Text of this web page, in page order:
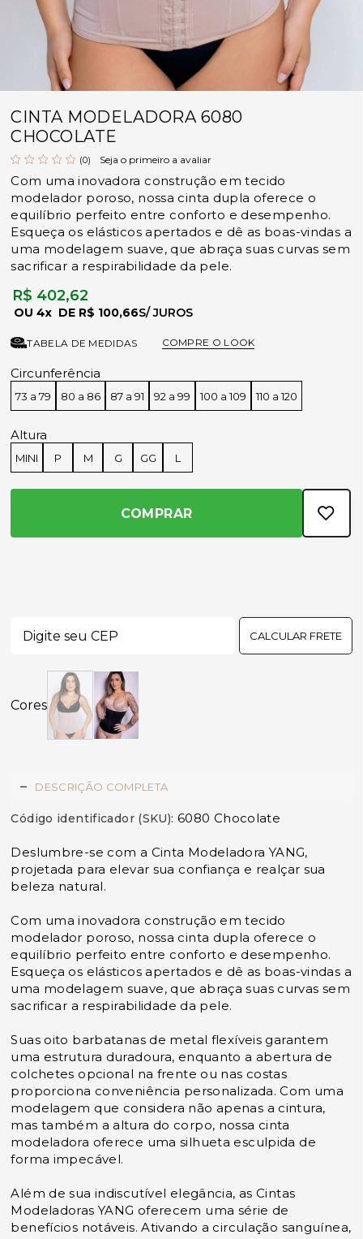
CINTA MODELADORA 6080
CHOCOLATE
(0) Seja o primeiro a avaliar
Com uma inovadora construção em tecido
modelador poroso, nossa cinta dupla oferece o
equilíbrio perfeito entre conforto e desempenho.
Esqueça os elásticos apertados e dê as boas-vindas a
uma modelagem suave, que abraça suas curvas sem
sacrificar a respirabilidade da pele.
R$ 402,62
4x R$ 100,66
TABELA DE MEDIDAS COMPRE O LOOK
Circunferência
73 a 79 80 a 86 87 a 91 92 a 99 100 a 109 110 a 120
Altura
MINI P M G GG L
COMPRAR
CALCULAR FRETE
DESCRIÇÃO COMPLETA
Código identificador (SKU): 6080 Chocolate
Deslumbre-se com a Cinta Modeladora YANG,
projetada para elevar sua confiança e realçar sua
beleza natural.
Com uma inovadora construção em tecido
modelador poroso, nossa cinta dupla oferece o
equilíbrio perfeito entre conforto e desempenho.
Esqueça os elásticos apertados e dê as boas-vindas a
uma modelagem suave, que abraça suas curvas sem
sacrificar a respirabilidade da pele.
Suas oito barbatanas de metal flexíveis garantem
uma estrutura duradoura, enquanto a abertura de
colchetes opcional na frente ou nas costas
proporciona conveniência personalizada. Com uma
modelagem que considera não apenas a cintura,
mas também a altura do corpo, nossa cinta
modeladora oferece uma silhueta esculpida de
forma impecável.
Além de sua indiscutível elegância, as Cintas
Modeladoras YANG oferecem uma série de
benefícios notáveis. Ativando a circulação sanguínea,